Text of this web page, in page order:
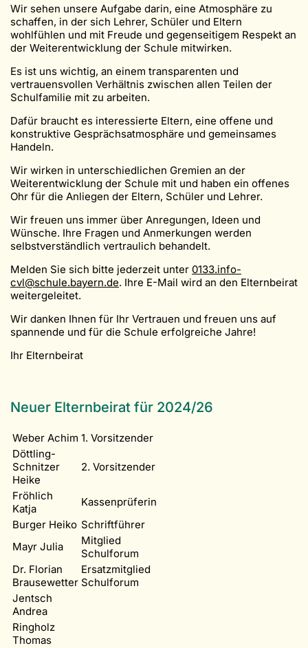
Wir sehen unsere Aufgabe darin, eine Atmosphäre zu
schaffen, in der sich Lehrer, Schüler und Eltern
wohlfühlen und mit Freude und gegenseitigem Respekt an
der Weiterentwicklung der Schule mitwirken.
Es ist uns wichtig, an einem transparenten und
vertrauensvollen Verhältnis zwischen allen Teilen der
Schulfamilie mit zu arbeiten.
Dafür braucht es interessierte Eltern, eine offene und
konstruktive Gesprächsatmosphäre und gemeinsames
Handeln.
Wir wirken in unterschiedlichen Gremien an der
Weiterentwicklung der Schule mit und haben ein offenes
Ohr für die Anliegen der Eltern, Schüler und Lehrer.
Wir freuen uns immer über Anregungen, Ideen und
Wünsche. Ihre Fragen und Anmerkungen werden
selbstverständlich vertraulich behandelt.
Melden Sie sich bitte jederzeit unter 0133.info-
cvl@schule.bayern.de. Ihre E-Mail wird an den Elternbeirat
weitergeleitet.
Wir danken Ihnen für Ihr Vertrauen und freuen uns auf
spannende und für die Schule erfolgreiche Jahre!
Ihr Elternbeirat
Neuer Elternbeirat für 2024/26
Weber Achim 1. Vorsitzender
Döttling-
Schnitzer
Heike
2. Vorsitzender
Fröhlich
Katja
Kassenprüferin
Burger Heiko Schriftführer
Mayr Julia
Mitglied
Schulforum
Dr. Florian
Brausewetter
Ersatzmitglied
Schulforum
Jentsch
Andrea
Ringholz
Thomas